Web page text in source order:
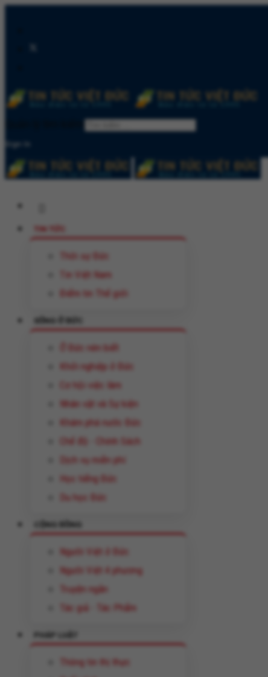
Sign In
TIN TỨC
Thời sự Đức
Tin Việt Nam
Điểm tin Thế giới
SỐNG Ở ĐỨC
Ở Đức nên biết
Khởi nghiệp ở Đức
Cơ hội việc làm
Nhân vật và Sự kiện
Khám phá nước Đức
Chế độ - Chính Sách
Dịch vụ miễn phí
Học tiếng Đức
Du học Đức
CỘNG ĐỒNG
Người Việt ở Đức
Người Việt 4 phương
Truyện ngắn
Tác giả - Tác Phẩm
Thông tin thị thực